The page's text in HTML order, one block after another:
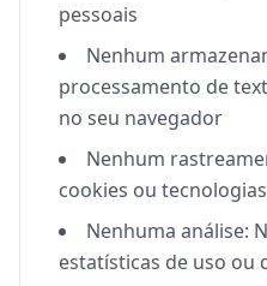
pessoais
Nenhum
processamento de
no seu navegador
Nenhum
cookies ou
Nenhuma análise:
estatísticas de uso ou